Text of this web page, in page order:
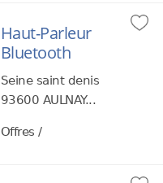
Haut-Parleur
Bluetooth
Seine saint denis
93600 AULNAY...
Offres /